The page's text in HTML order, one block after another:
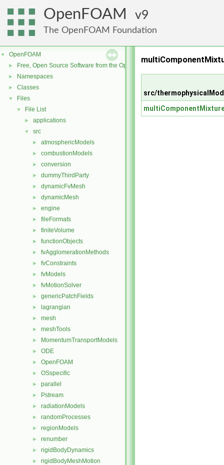
OpenFOAM 9
The OpenFOAM Foundation
▼ OpenFOAM
► Free, Open Source Software from the OpenFOAM Foundation
► Namespaces
► Classes
▼ Files
▼ File List
► applications
▼ src
► atmosphericModels
► combustionModels
► conversion
► dummyThirdParty
► dynamicFvMesh
► dynamicMesh
► engine
► fileFormats
► finiteVolume
► functionObjects
► fvAgglomerationMethods
► fvConstraints
► fvModels
► fvMotionSolver
► genericPatchFields
► lagrangian
► mesh
► meshTools
► MomentumTransportModels
► ODE
► OpenFOAM
► OSspecific
► parallel
► Pstream
► radiationModels
► randomProcesses
► regionModels
► renumber
► rigidBodyDynamics
► rigidBodyMeshMotion
src/